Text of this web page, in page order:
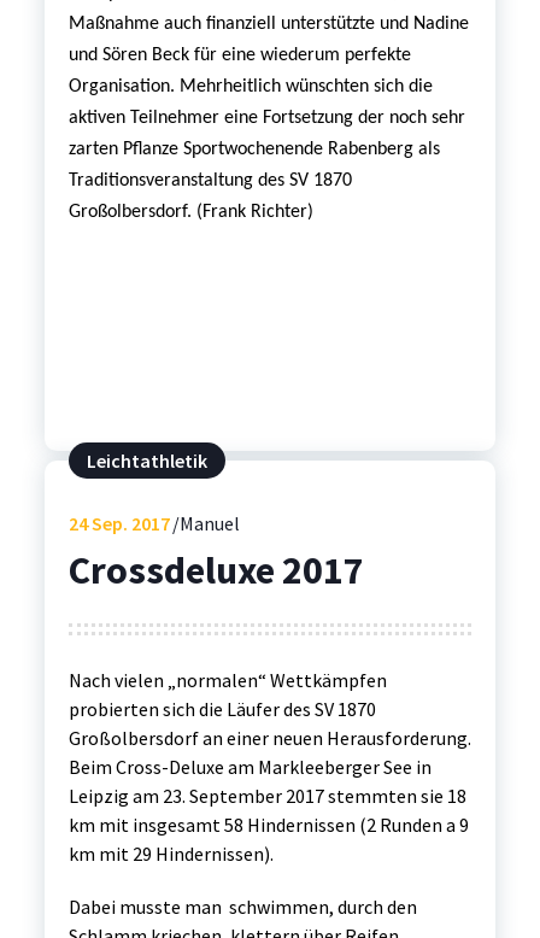
Maßnahme auch finanziell unterstützte und Nadine
und Sören Beck für eine wiederum perfekte
Organisation. Mehrheitlich wünschten sich die
aktiven Teilnehmer eine Fortsetzung der noch sehr
zarten Pflanze Sportwochenende Rabenberg als
Traditionsveranstaltung des SV 1870
Großolbersdorf. (Frank Richter)
Leichtathletik
24Sep. 2017 Manuel
Crossdeluxe 2017
Nach vielen „normalen“ Wettkämpfen
probierten sich die Läufer des SV 1870
Großolbersdorf an einer neuen Herausforderung.
Beim Cross-Deluxe am Markleeberger See in
Leipzig am 23. September 2017 stemmten sie 18
km mit insgesamt 58 Hindernissen (2 Runden a 9
km mit 29 Hindernissen).
Dabei musste man schwimmen, durch den